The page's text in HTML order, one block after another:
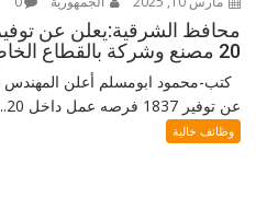
20 مصنع وشركة بالقطاع الخاص
كتب-محمود ابومسلم أعلن
عن توفير 1837 فرصه عمل داخل 20...
وظائف خالية